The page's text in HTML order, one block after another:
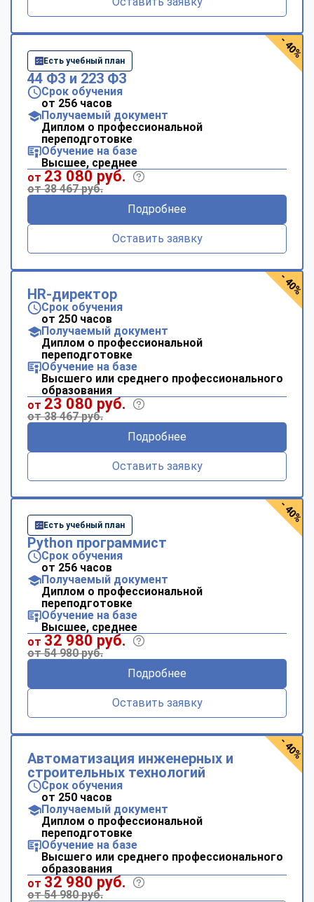
Есть учебный план
44 ФЗ и 223 ФЗ
Срок обучения
от 256 часов
Получаемый документ
Диплом о профессиональной
переподготовке
Обучение на базе
Высшее, среднее
от 23 080 руб.
от 38 467 руб.
Подробнее
Оставить заявку
- 40%
HR-директор
Срок обучения
от 250 часов
Получаемый документ
Диплом о профессиональной
переподготовке
Обучение на базе
Высшего или среднего профессионального
образования
от 23 080 руб.
от 38 467 руб.
Подробнее
Оставить заявку
- 40%
Есть учебный план
Python программист
Срок обучения
от 256 часов
Получаемый документ
Диплом о профессиональной
переподготовке
Обучение на базе
Высшее, среднее
от 32 980 руб.
от 54 980 руб.
Подробнее
Оставить заявку
- 40%
Автоматизация инженерных и
строительных технологий
Срок обучения
от 250 часов
Получаемый документ
Диплом о профессиональной
переподготовке
Обучение на базе
Высшего или среднего профессионального
образования
от 32 980 руб.
от 54 980 руб.
- 40%